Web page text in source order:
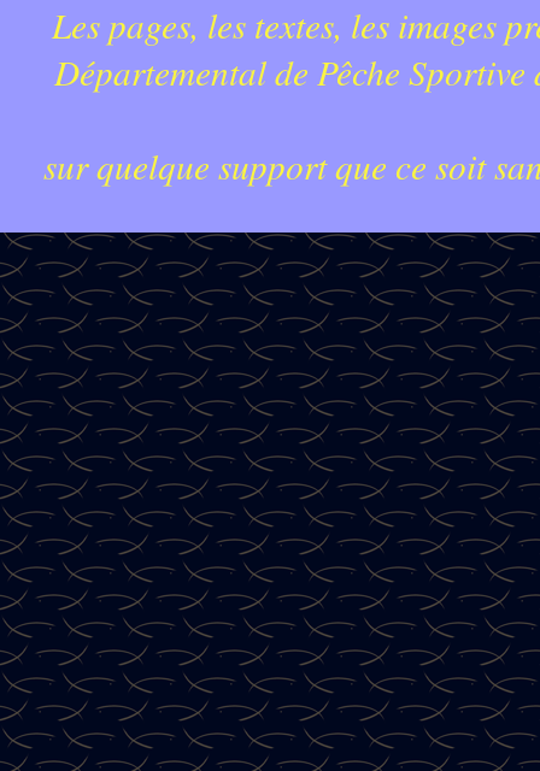
Les pages, les textes, les images
Départemental de Pêche
sur quelque support que ce soit